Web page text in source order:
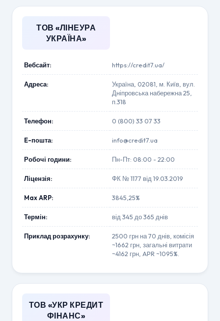
ТОВ «ЛІНЕУРА
УКРАЇНА»
Вебсайт: https://credit7.ua/
Адреса:
Україна, 02081, м. Київ, вул.
Дніпровська набережна 25,
п.318
Телефон: 0 (800) 33 07 33
E-пошта: info@credit7.ua
Робочі години: Пн-Пт: 08:00 - 22:00
Ліцензія: ФК № 1177 від 19.03.2019
Max ARP: 3845,25%
Термін: від 345 до 365 днів
Приклад розрахунку:
2500 грн на 70 днів, комісія
~1662 грн, загальні витрати
~4162 грн, APR ~1095%.
ТОВ «УКР КРЕДИТ
ФІНАНС»